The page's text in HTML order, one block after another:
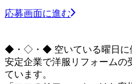
応募画面に進む
◆・◇・◆ 空いている曜日
安定企業で洋服リフォームの
ています。